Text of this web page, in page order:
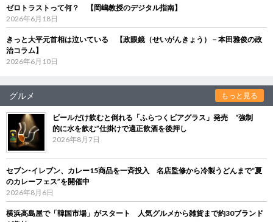
ゼロトラストって何？ 【岡嶋教授のデジタル指南】
2026年6月18日
きっと大平元首相は泣いている 【政眼鏡（せいがんきょう）－本田雅俊の政
治コラム】
2026年6月10日
グルメ もっと見る
ビールだけ飲むと倒れる「ふらつくビアグラス」発売 “強制
的に水を飲む”仕掛けで適正飲酒を後押し
2026年8月7日
セブン‐イレブン、カレー15商品を一斉投入 名店監修から冷製うどんまで“夏
のカレーフェス”を開催中
2026年8月6日
横浜高島屋で「韓国市場」がスタート 人気グルメから雑貨まで約30ブランド